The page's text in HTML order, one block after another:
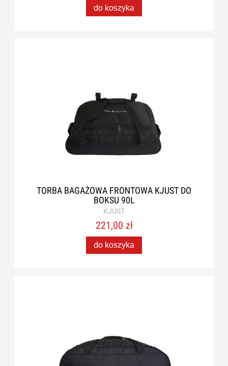
do koszyka
TORBA BAGAŻOWA FRONTOWA KJUST DO
BOKSU 90L
KJUST
221,00 zł
do koszyka